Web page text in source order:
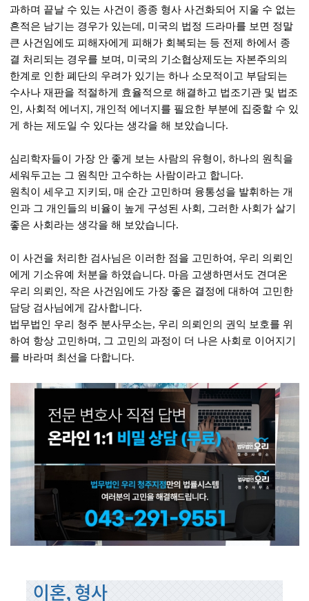
과하며 끝날 수 있는 사건이 종종 형사 사건화되어 지울 수 없는
흔적은 남기는 경우가 있는데, 미국의 법정 드라마를 보면 정말
큰 사건임에도 피해자에게 피해가 회복되는 등 전제 하에서 종
결 처리되는 경우를 보며, 미국의 기소협상제도는 자본주의의
한계로 인한 폐단의 우려가 있기는 하나 소모적이고 부담되는
수사나 재판을 적절하게 효율적으로 해결하고 법조기관 및 법조
인, 사회적 에너지, 개인적 에너지를 필요한 부분에 집중할 수 있
게 하는 제도일 수 있다는 생각을 해 보았습니다.
심리학자들이 가장 안 좋게 보는 사람의 유형이, 하나의 원칙을
세워두고는 그 원칙만 고수하는 사람이라고 합니다.
원칙이 세우고 지키되, 매 순간 고민하며 융통성을 발휘하는 개
인과 그 개인들의 비율이 높게 구성된 사회, 그러한 사회가 살기
좋은 사회라는 생각을 해 보았습니다.
이 사건을 처리한 검사님은 이러한 점을 고민하여, 우리 의뢰인
에게 기소유예 처분을 하였습니다. 마음 고생하면서도 견뎌온
우리 의뢰인, 작은 사건임에도 가장 좋은 결정에 대하여 고민한
담당 검사님에게 감사합니다.
법무법인 우리 청주 분사무소는, 우리 의뢰인의 권익 보호를 위
하여 항상 고민하며, 그 고민의 과정이 더 나은 사회로 이어지기
를 바라며 최선을 다합니다.